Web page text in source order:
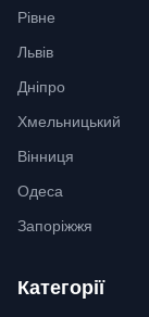
Рівне
Львів
Дніпро
Хмельницький
Вінниця
Одеса
Запоріжжя
Категорії